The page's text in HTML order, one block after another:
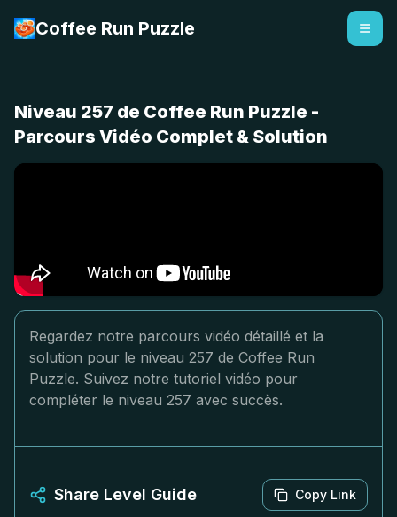
Coffee Run Puzzle
Niveau 257 de Coffee Run Puzzle -
Parcours Vidéo Complet & Solution
Regardez notre parcours vidéo détaillé et la
solution pour le niveau 257 de Coffee Run
Puzzle. Suivez notre tutoriel vidéo pour
compléter le niveau 257 avec succès.
Share Level Guide Copy Link